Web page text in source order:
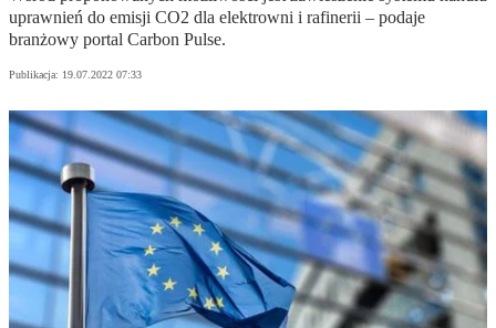
uprawnień do emisji CO2 dla elektrowni i rafinerii – podaje
branżowy portal Carbon Pulse.
Publikacja: 19.07.2022 07:33